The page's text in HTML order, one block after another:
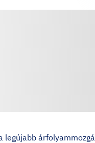
legújabb